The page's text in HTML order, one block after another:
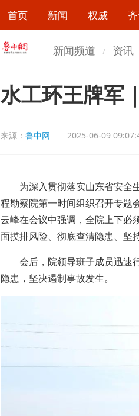
首页 新闻 权威
新闻频道 资讯
水工环王牌军
来源： 鲁中网 2025-06-09
为深入贯彻落实山东省安全生
程勘察院第一时间组织召开专题
云峰在会议中强调，全院上下必
面摸排风险、彻底查清隐患、坚
会后，院领导班子成员迅速行
隐患，坚决遏制事故发生。